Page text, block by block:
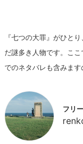
『七つの大罪』がひと
だ謎多き人物です。こ
フリ